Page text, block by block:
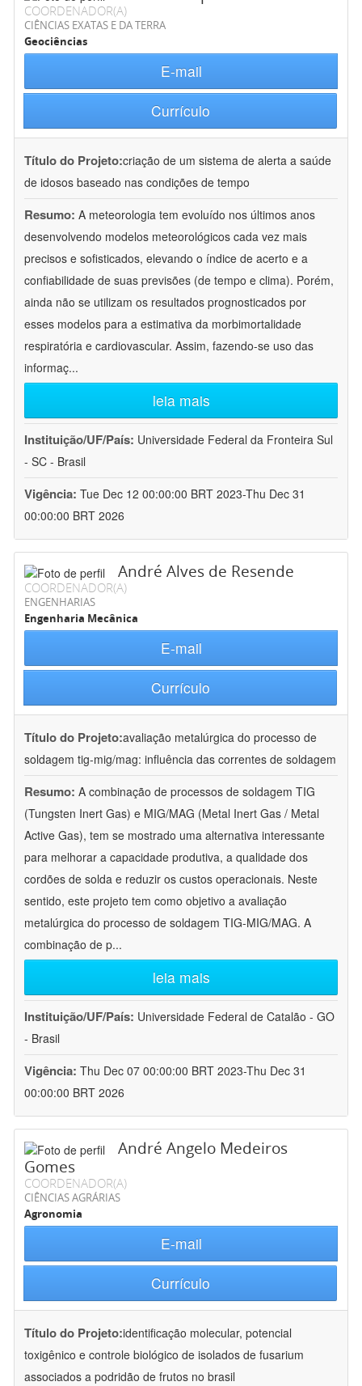
COORDENADOR(A)
CIÊNCIAS EXATAS E DA TERRA
Geociências
E-mail
Currículo
Título do Projeto:criação de um sistema de alerta a saúde
de idosos baseado nas condições de tempo
Resumo: A meteorologia tem evoluído nos últimos anos
desenvolvendo modelos meteorológicos cada vez mais
precisos e sofisticados, elevando o índice de acerto e a
confiabilidade de suas previsões (de tempo e clima). Porém,
ainda não se utilizam os resultados prognosticados por
esses modelos para a estimativa da morbimortalidade
respiratória e cardiovascular. Assim, fazendo-se uso das
informaç...
leia mais
Instituição/UF/País: Universidade Federal da Fronteira Sul
- SC - Brasil
Vigência: Tue Dec 12 00:00:00 BRT 2023-Thu Dec 31
00:00:00 BRT 2026
André Alves de Resende
COORDENADOR(A)
ENGENHARIAS
Engenharia Mecânica
E-mail
Currículo
Título do Projeto:avaliação metalúrgica do processo de
soldagem tig-mig/mag: influência das correntes de soldagem
Resumo: A combinação de processos de soldagem TIG
(Tungsten Inert Gas) e MIG/MAG (Metal Inert Gas / Metal
Active Gas), tem se mostrado uma alternativa interessante
para melhorar a capacidade produtiva, a qualidade dos
cordões de solda e reduzir os custos operacionais. Neste
sentido, este projeto tem como objetivo a avaliação
metalúrgica do processo de soldagem TIG-MIG/MAG. A
combinação de p...
leia mais
Instituição/UF/País: Universidade Federal de Catalão - GO
- Brasil
Vigência: Thu Dec 07 00:00:00 BRT 2023-Thu Dec 31
00:00:00 BRT 2026
André Angelo Medeiros
Gomes
COORDENADOR(A)
CIÊNCIAS AGRÁRIAS
Agronomia
E-mail
Currículo
Título do Projeto:identificação molecular, potencial
toxigênico e controle biológico de isolados de fusarium
associados a podridão de frutos no brasil